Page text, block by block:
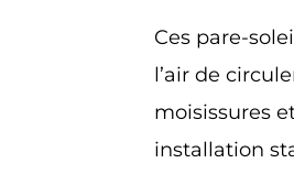
Ces pare-
l’air de
moisissures
installation